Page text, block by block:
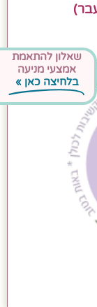
שאלון להתאמת
אמצעי מניעה
בלחיצה כאן »